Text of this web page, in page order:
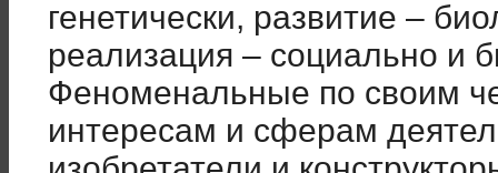
генетически, развитие –
реализация – социально и
Феноменальные по своим
интересам и сферам